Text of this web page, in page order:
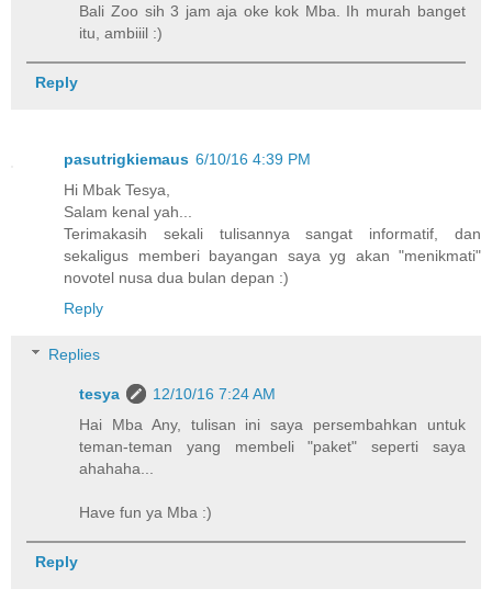
Bali Zoo sih 3 jam aja oke kok Mba. Ih murah banget
itu, ambiiil :)
Reply
pasutrigkiemaus 6/10/16 4:39 PM
Hi Mbak Tesya,
Salam kenal yah...
Terimakasih sekali tulisannya sangat informatif, dan
sekaligus memberi bayangan saya yg akan "menikmati"
novotel nusa dua bulan depan :)
Reply
Replies
tesya
12/10/16 7:24 AM
Hai Mba Any, tulisan ini saya persembahkan untuk
teman-teman yang membeli "paket" seperti saya
ahahaha...
Have fun ya Mba :)
Reply